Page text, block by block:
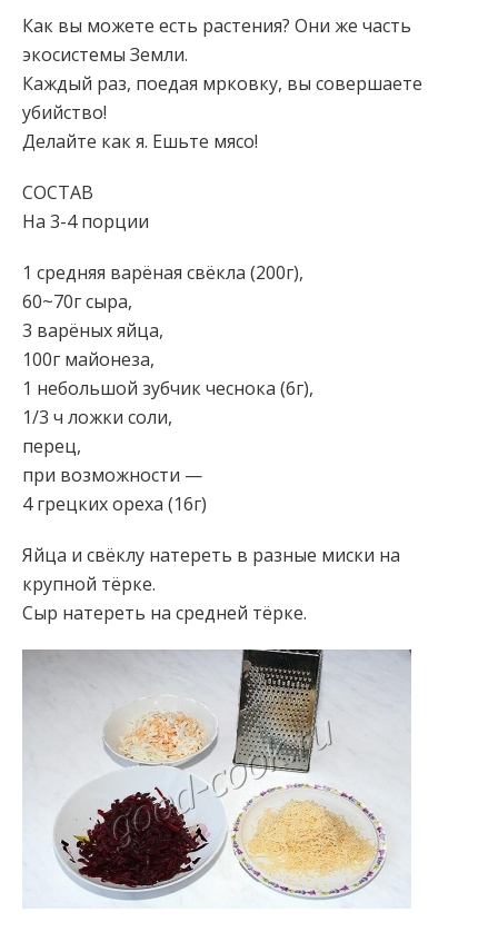
Как вы можете есть растения? Они же часть
экосистемы Земли.
Каждый раз, поедая мрковку, вы совершаете
убийство!
Делайте как я. Ешьте мясо!
СОСТАВ
На 3-4 порции
1 средняя варёная свёкла (200г),
60~70г сыра,
3 варёных яйца,
100г майонеза,
1 небольшой зубчик чеснока (6г),
1/3 ч ложки соли,
перец,
при возможности —
4 грецких ореха (16г)
Яйца и свёклу натереть в разные миски на
крупной тёрке.
Сыр натереть на средней тёрке.